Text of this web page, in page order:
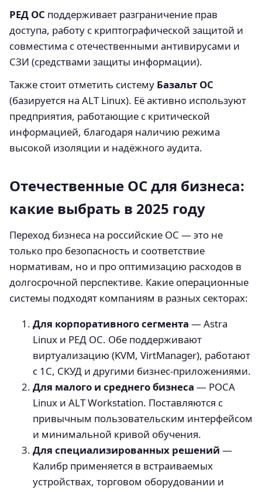
РЕД ОС поддерживает разграничение прав
доступа, работу с криптографической защитой и
совместима с отечественными антивирусами и
СЗИ (средствами защиты информации).
Также стоит отметить систему Базальт ОС
(базируется на ALT Linux). Её активно используют
предприятия, работающие с критической
информацией, благодаря наличию режима
высокой изоляции и надёжного аудита.
Отечественные ОС для бизнеса:
какие выбрать в 2025 году
Переход бизнеса на российские ОС — это не
только про безопасность и соответствие
нормативам, но и про оптимизацию расходов в
долгосрочной перспективе. Какие операционные
системы подходят компаниям в разных секторах:
Для корпоративного сегмента — Astra
Linux и РЕД ОС. Обе поддерживают
виртуализацию (KVM, VirtManager), работают
с 1С, СКУД и другими бизнес-приложениями.
Для малого и среднего бизнеса — РОСА
Linux и ALT Workstation. Поставляются с
привычным пользовательским интерфейсом
и минимальной кривой обучения.
Для специализированных решений —
Калибр применяется в встраиваемых
устройствах, торговом оборудовании и